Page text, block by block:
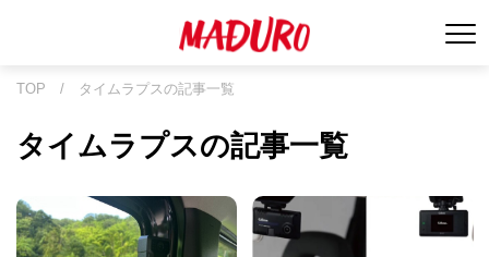
TOP / タイムラプスの記事一覧
タイムラプスの記事一覧